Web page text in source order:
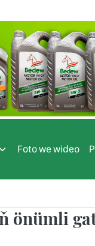
Foto we wideo
önümli